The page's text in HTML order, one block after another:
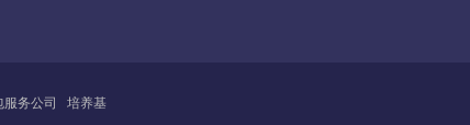
务公司 培养基